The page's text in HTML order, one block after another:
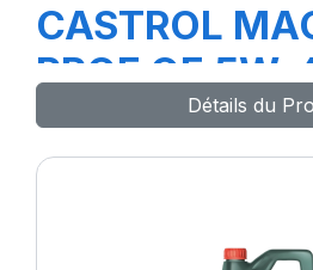
CASTROL
PROF OE
H 4A
Détails du